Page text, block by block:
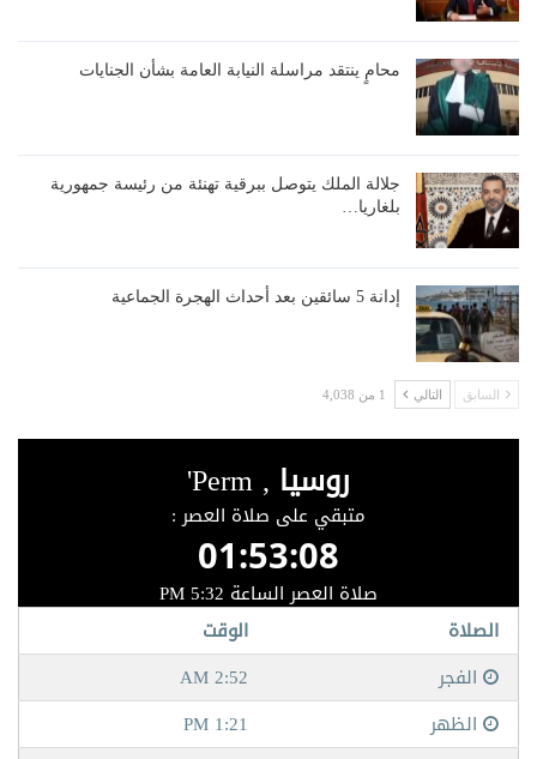
محامٍ ينتقد مراسلة النيابة العامة بشأن الجنايات
جلالة الملك يتوصل ببرقية تهنئة من رئيسة جمهورية
بلغاريا…
إدانة 5 سائقين بعد أحداث الهجرة الجماعية
السابق التالي 1 من 4,038